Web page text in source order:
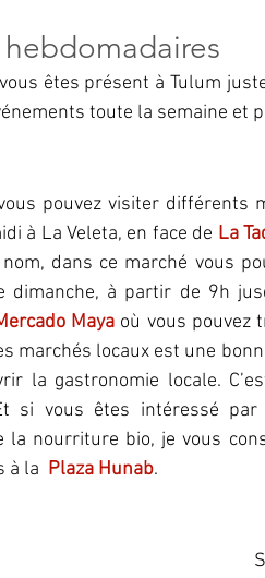
êtes présent à Tulum
toute la semaine et
pouvez visiter différents
à La Veleta, en face de La
dans ce marché vous
dimanche, à partir de 9h
Maya où vous pouvez
marchés locaux est une
la gastronomie locale.
si vous êtes intéressé
la nourriture bio, je vous
à la Plaza Hunab.